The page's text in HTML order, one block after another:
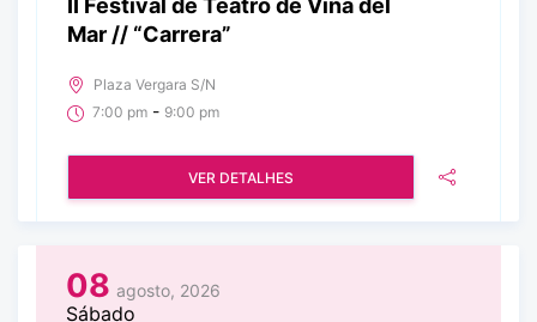
II Festival de Teatro de Viña del
Mar // “Carrera”
Plaza Vergara S/N
7:00 pm - 9:00 pm
VER DETALHES
08 agosto, 2026
Sábado